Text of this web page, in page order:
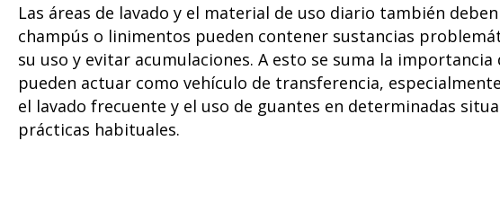
Las áreas de lavado y el material de uso diario también
champús o linimentos pueden contener sustancias
su uso y evitar acumulaciones. A esto se suma la
pueden actuar como vehículo de transferencia,
el lavado frecuente y el uso de guantes en determinadas
prácticas habituales.